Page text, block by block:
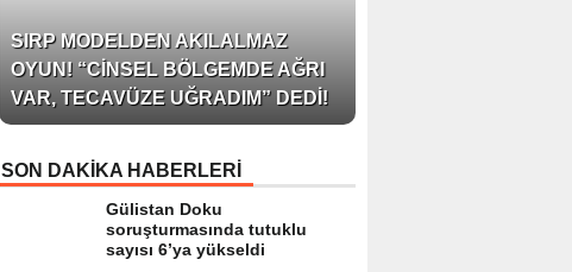
SIRP MODELDEN AKILALMAZ
OYUN! “CINSEL BÖLGEMDE AĞRI
VAR, TECAVÜZE UĞRADIM” DEDI!
SON DAKİKA HABERLERİ
Gülistan Doku
soruşturmasında tutuklu
sayısı 6’ya yükseldi